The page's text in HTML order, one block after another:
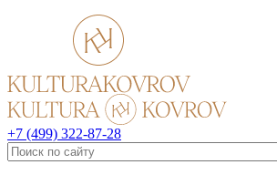
+7 (499) 322-87-28